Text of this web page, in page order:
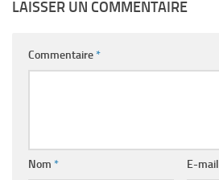
LAISSER UN COMMENTAIRE
Commentaire*
Nom * E-mail